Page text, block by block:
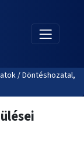
/ Döntéshozatal,